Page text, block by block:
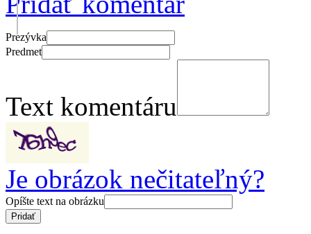
Prezývka
Predmet
Text komentáru
Je obrázok nečitateľný?
Opíšte text na obrázku